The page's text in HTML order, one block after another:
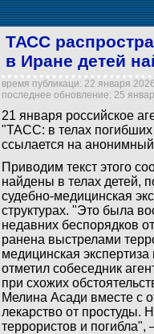
ТАСС
в Иране детей
время публикаци: 22 января
последнее обновление: 25
21 января российское
"ТАСС: в телах погибших
ссылается на анонимный
Приводим текст этого
найдены в телах детей,
судебно-медицинская
структурах. "Это была
недавних беспорядков
ранена выстрелами
медицинская
отметил собеседник
при схожих
Мелина Асади вместе с
лекарство от простуды.
террористов и погибла",